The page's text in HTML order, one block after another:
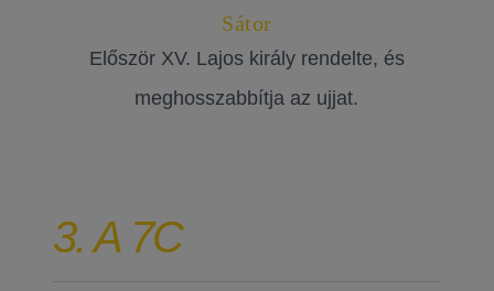
Sátor
Először XV. Lajos király rendelte, és
meghosszabbítja az ujjat.
3. A 7C